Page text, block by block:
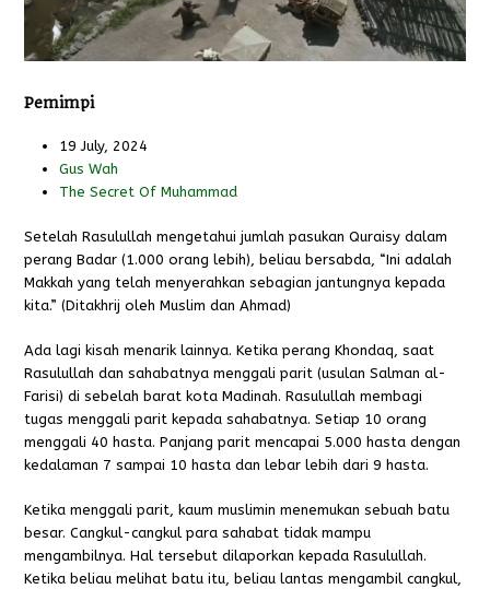
Pemimpi
19 July, 2024
Gus Wah
The Secret Of Muhammad
Setelah Rasulullah mengetahui jumlah pasukan Quraisy dalam
perang Badar (1.000 orang lebih), beliau bersabda, “Ini adalah
Makkah yang telah menyerahkan sebagian jantungnya kepada
kita.” (Ditakhrij oleh Muslim dan Ahmad)
Ada lagi kisah menarik lainnya. Ketika perang Khondaq, saat
Rasulullah dan sahabatnya menggali parit (usulan Salman al-
Farisi) di sebelah barat kota Madinah. Rasulullah membagi
tugas menggali parit kepada sahabatnya. Setiap 10 orang
menggali 40 hasta. Panjang parit mencapai 5.000 hasta dengan
kedalaman 7 sampai 10 hasta dan lebar lebih dari 9 hasta.
Ketika menggali parit, kaum muslimin menemukan sebuah batu
besar. Cangkul-cangkul para sahabat tidak mampu
mengambilnya. Hal tersebut dilaporkan kepada Rasulullah.
Ketika beliau melihat batu itu, beliau lantas mengambil cangkul,